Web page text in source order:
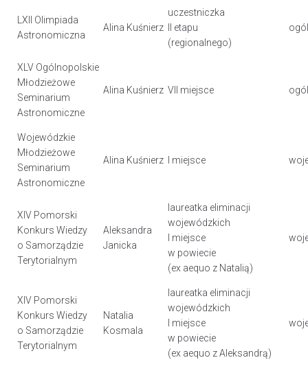
LXII Olimpiada
Astronomiczna
Alina Kuśnierz
uczestniczka
II etapu
(regionalnego)
XLV Ogólnopolskie
Młodzieżowe
Seminarium
Astronomiczne
Alina Kuśnierz VII miejsce
Wojewódzkie
Młodzieżowe
Seminarium
Astronomiczne
Alina Kuśnierz I miejsce
XIV Pomorski
Konkurs Wiedzy
o Samorządzie
Terytorialnym
Aleksandra
Janicka
laureatka eliminacji
wojewódzkich
I miejsce
w powiecie
(ex aequo z Natalią)
XIV Pomorski
Konkurs Wiedzy
o Samorządzie
Terytorialnym
Natalia
Kosmala
laureatka eliminacji
wojewódzkich
I miejsce
w powiecie
(ex aequo z Aleksandrą)